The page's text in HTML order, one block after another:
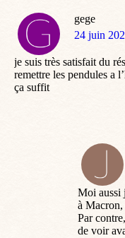
gege
dit
24 juin
je suis très satisfait du
remettre les pendules a
ça suffit
Moi aussi
à Macron,
Par
de voir